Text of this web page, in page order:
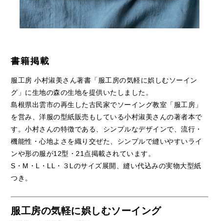
書籍掲載
服工房 小村淑美さん著書「服工房の気軽に娯しむソーイン
グ」に生地の森の生地を提供いたしました。
島根県出雲市の再生した古民家でソーイング教室「服工房」
を営み、洋服の型紙販売もしている小村淑美さんの著者本で
す。小村さんの特徴である、シンプルなデザインで、流行・
機能性・心地よさを織り交ぜた、シンプルで縫いやすいライ
ンや形の服が12型・21点掲載されています。
S・M・L・LL・３Lのサイズ展開、縫い代込みの実物大型紙
つき。
服工房の気軽に娯しむソーイング